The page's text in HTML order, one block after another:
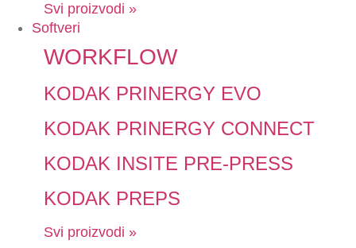
Svi proizvodi »
Softveri
WORKFLOW
KODAK PRINERGY EVO
KODAK PRINERGY CONNECT
KODAK INSITE PRE-PRESS
KODAK PREPS
Svi proizvodi »